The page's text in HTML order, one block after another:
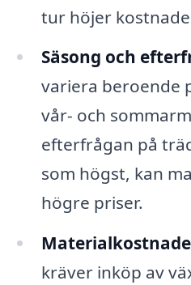
tur höjer
Säsong och
variera beroende
vår- och
efterfrågan på
som högst, kan
högre priser.
kräver inköp av